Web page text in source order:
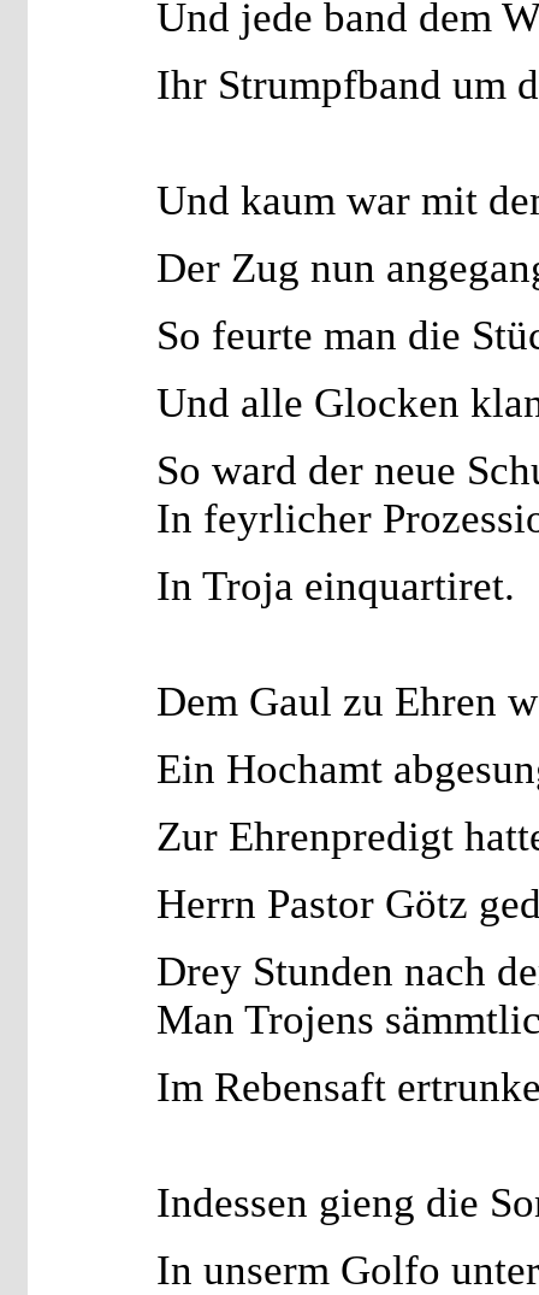
Und jede band dem
Ihr Strumpfband um
Und kaum war mit
Der Zug nun
So feurte man die
Und alle Glocken
So ward der neue
In feyrlicher
In Troja einquartiret.
Dem Gaul zu Ehren
Ein Hochamt
Zur Ehrenpredigt
Herrn Pastor Götz
Drey Stunden nach
Man Trojens
Im Rebensaft
Indessen gieng die
In unserm Golfo